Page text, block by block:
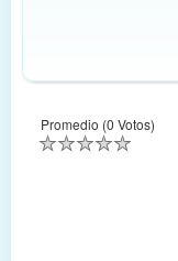
Promedio (0 Votos)